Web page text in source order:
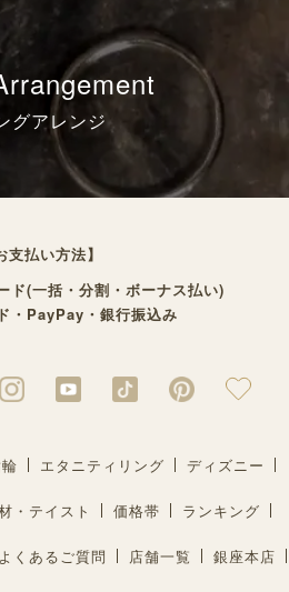
グアレンジ
支払い方法】
ド(一括・分割・ボーナス払い)
・PayPay・銀行振込み
エタニティリング ディズニー
・テイスト 価格帯 ランキング
よくあるご質問 店舗一覧 銀座本店